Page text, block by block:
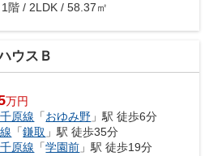
1階 / 2LDK / 58.37㎡
ウスＢ
万円
原線 「おゆみ野 」駅 徒歩6分
「鎌取 」駅 徒歩35分
原線 「学園前 」駅 徒歩19分